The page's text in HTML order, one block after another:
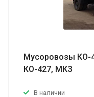
Мусоровозы КО-
КО-427, МКЗ
В наличии